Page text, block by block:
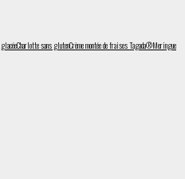
Charlotte sans glutenCrème montée de fraises Tagada®Meringue